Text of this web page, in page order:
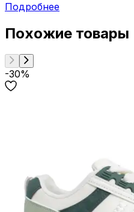
Подробнее
Похожие товары
-30%